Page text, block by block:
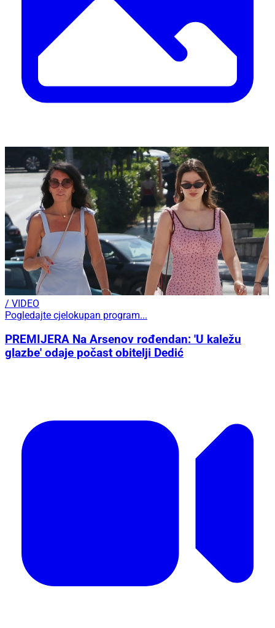
/ VIDEO
Pogledajte cjelokupan program...
PREMIJERA Na Arsenov rođendan: 'U kaležu
glazbe' odaje počast obitelji Dedić